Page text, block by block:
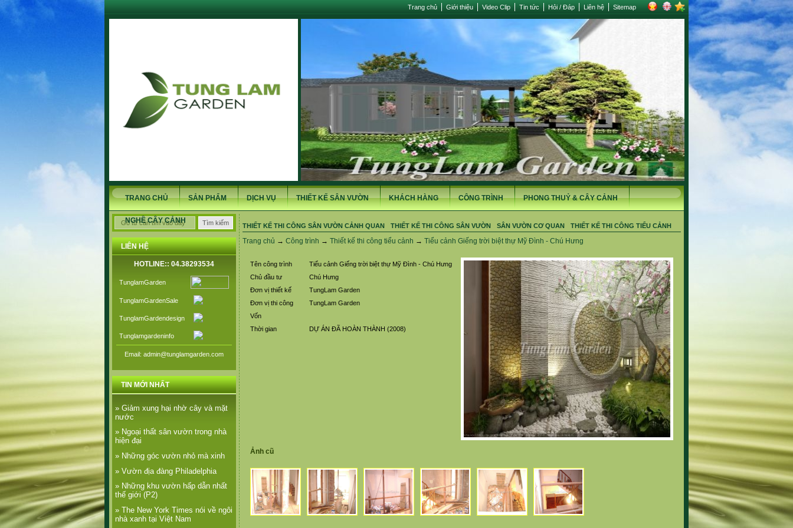
Trang chủ Giới thiệu Video Clip Tin tức Hỏi / Đáp Liên hệ Sitemap
TRANG CHỦ SẢN PHẨM DỊCH VỤ THIẾT KẾ SÂN VƯỜN KHÁCH HÀNG CÔNG TRÌNH PHONG THUỶ & CÂY CẢNH
NGHỀ CÂY CẢNH
LIÊN HỆ
HOTLINE:: 04.38293534
TunglamGarden
TunglamGardenSale
TunglamGardendesign
Tunglamgardeninfo
Email: admin@tunglamgarden.com
TIN MỚI NHẤT
» Giảm xung hại nhờ cây và mặt
nước
» Ngoại thất sân vườn trong nhà
hiện đại
» Những góc vườn nhỏ mà xinh
» Vườn địa đàng Philadelphia
» Những khu vườn hấp dẫn nhất
thế giới (P2)
» The New York Times nói về ngôi
nhà xanh tại Việt Nam
THIẾT KẾ THI CÔNG SÂN VƯỜN CẢNH QUAN THIẾT KẾ THI CÔNG SÂN VƯỜN SÂN VƯỜN CƠ QUAN THIẾT KẾ THI CÔNG TIỂU CẢNH
Trang chủ → Công trình → Thiết kế thi công tiểu cảnh → Tiểu cảnh Giếng trời biệt thự Mỹ Đình - Chú Hưng
Tên công trình
Tiểu cảnh Giếng trời biệt thự Mỹ Đình - Chú Hưng
Chủ đầu tư
Chú Hưng
Đơn vị thiết kế
TungLam Garden
Đơn vị thi công
TungLam Garden
Vốn
Thời gian
DỰ ÁN ĐÃ HOÀN THÀNH (2008)
Ảnh cũ